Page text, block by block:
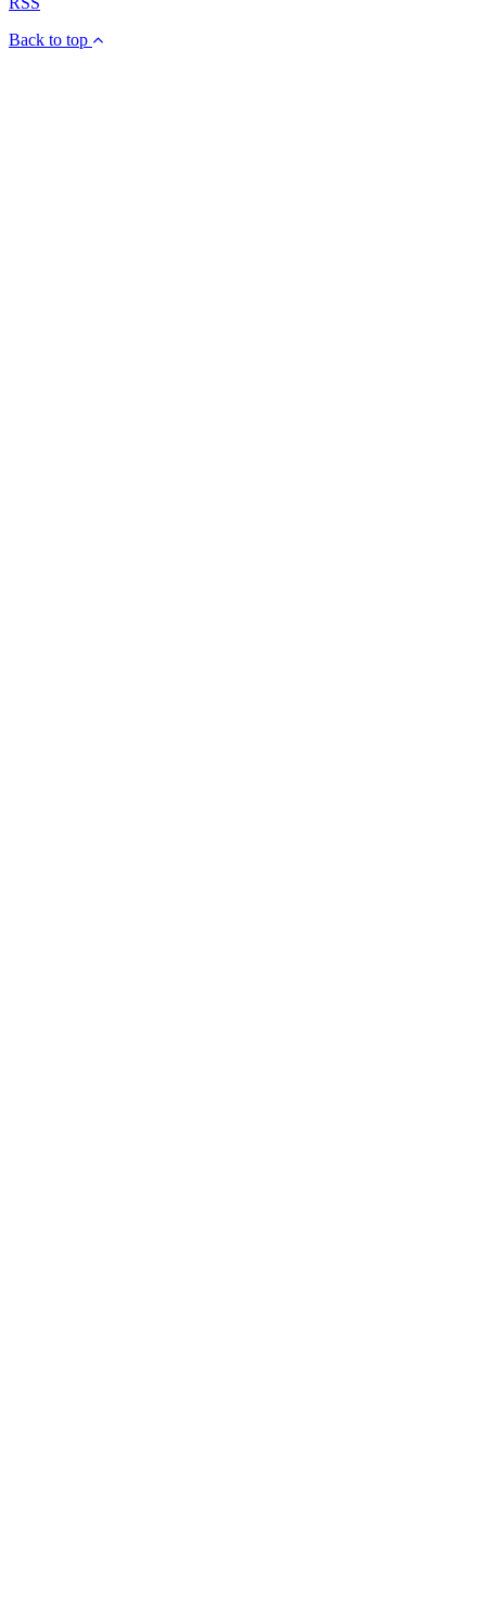
Back to top